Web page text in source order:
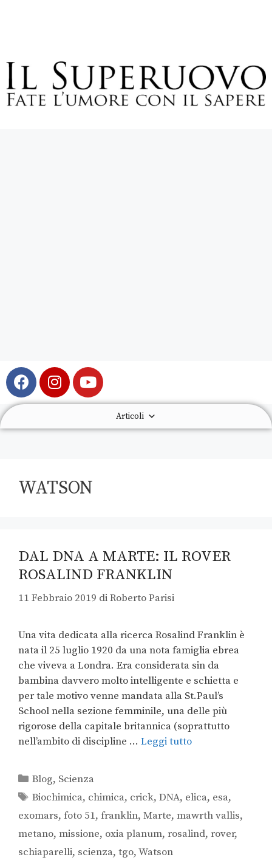
Articoli
WATSON
DAL DNA A MARTE: IL ROVER
ROSALIND FRANKLIN
11 Febbraio 2019 diRoberto Parisi
Una vita dedicata alla ricerca Rosalind Franklin è
nata il 25 luglio 1920 da una nota famiglia ebrea
che viveva a Londra. Era considerata sin da
bambina davvero molto intelligente e schietta e
per tale motivo venne mandata alla St.Paul’s
School nella sezione femminile, una delle più
rigorose della capitale britannica (soprattutto
nell’ambito di discipline … Leggi tutto
Blog, Scienza
Biochimica, chimica, crick,DNA, elica, esa,
exomars, foto 51, franklin, Marte, mawrth vallis,
metano, missione, oxia planum, rosalind, rover,
schiaparelli, scienza, tgo,Watson